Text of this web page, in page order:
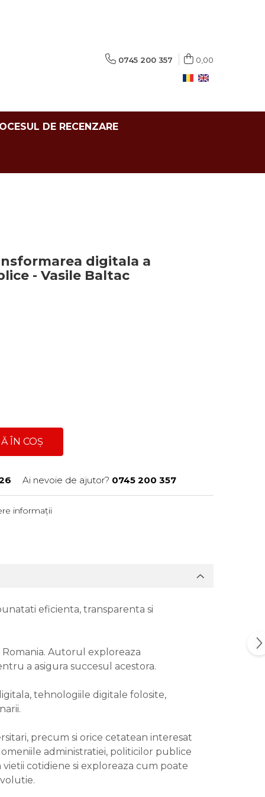
0745 200 357 0,00
DE RECENZARE
digitala a
- Vasile Baltac
ÎN COȘ
Ai nevoie de ajutor? 0745 200 357
informații
eficienta, transparenta si
Autorul exploreaza
a asigura succesul acestora.
tehnologiile digitale folosite,
precum si orice cetatean interesat
administratiei, politicilor publice
cotidiene si exploreaza cum poate